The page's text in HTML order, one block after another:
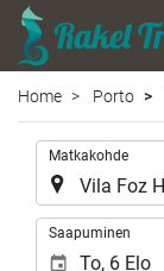
Home Porto
Matkakohde
Saapuminen